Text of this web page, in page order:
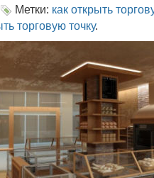
Метки: как открыть
торговую точку.